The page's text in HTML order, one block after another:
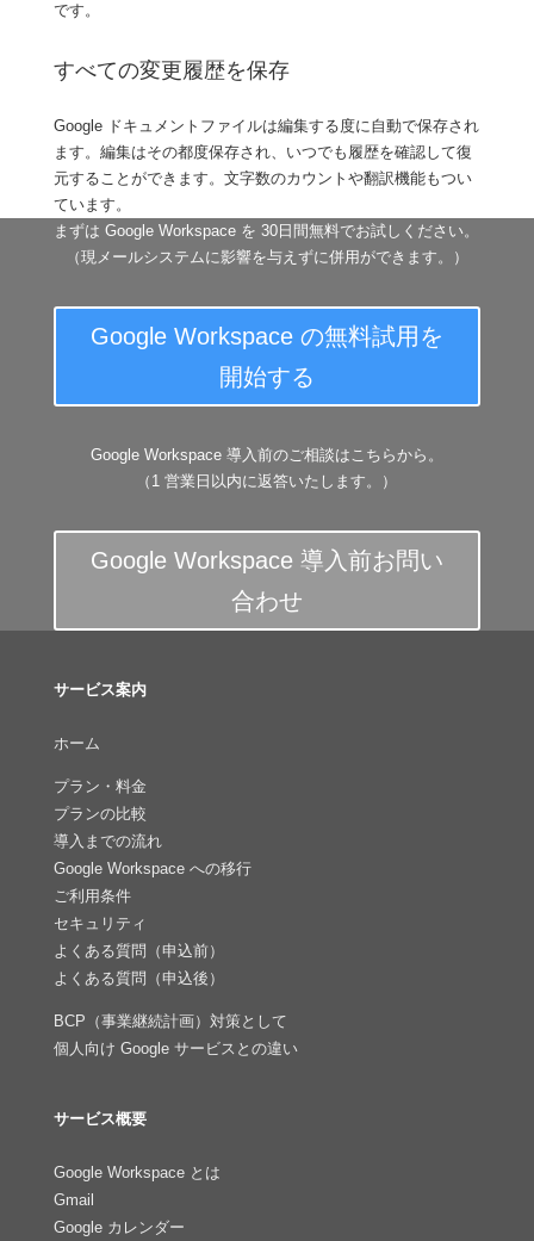
です。
すべての変更履歴を保存
Google ドキュメントファイルは編集する度に自動で保存され
ます。編集はその都度保存され、いつでも履歴を確認して復
元することができます。文字数のカウントや翻訳機能もつい
ています。
まずは Google Workspace を 30日間無料でお試しください。
（現メールシステムに影響を与えずに併用ができます。）
Google Workspace の無料試用を
開始する
Google Workspace 導入前のご相談はこちらから。
（1 営業日以内に返答いたします。）
Google Workspace 導入前お問い
合わせ
サービス案内
ホーム
プラン・料金
プランの比較
導入までの流れ
Google Workspace への移行
ご利用条件
セキュリティ
よくある質問（申込前）
よくある質問（申込後）
BCP（事業継続計画）対策として
個人向け Google サービスとの違い
サービス概要
Google Workspace とは
Gmail
Google カレンダー